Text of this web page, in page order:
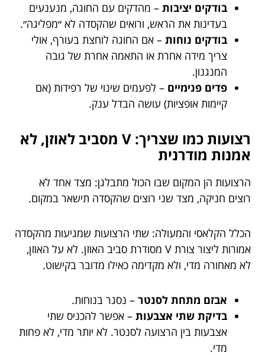
בודקים יציבות – מהדקים עם החוגה, מנענעים
בעדינות את הראש, ורואים שהקסדה לא ״מפליגה״.
בודקים נוחות – אם החוגה לוחצת בעורף, אולי
צריך מידה אחרת או התאמה אחרת של גובה
המנגנון.
פדים פנימיים – לפעמים שינוי של רפידות (אם
קיימות אופציות) עושה הבדל ענק.
רצועות כמו שצריך: V מסביב לאוזן, לא
אמנות מודרנית
הרצועות הן המקום שבו הכול מתבלגן: מצד אחד לא
רוצים חניקה, מצד שני רוצים שהקסדה תישאר במקום.
הכלל הקלאסי והמעולה: שתי הרצועות שמגיעות מהקסדה
אמורות ליצור צורת V מסודרת סביב האוזן. לא על האוזן,
לא מאחורה מדי, ולא מקדימה כאילו מדובר בקישוט.
אבזם מתחת לסנטר – נסגר בנוחות.
בדיקת שתי אצבעות – אפשר להכניס שתי
אצבעות בין הרצועה לסנטר. לא יותר מדי, לא פחות
מדי.